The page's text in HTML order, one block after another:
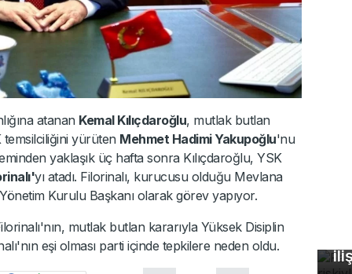
atanan Kemal Kılıçdaroğlu, mutlak butlan
temsilciliğini yürüten Mehmet Hadimi Yakupoğlu'nu
yaklaşık üç hafta sonra Kılıçdaroğlu, YSK
yı atadı. Filorinalı, kurucusu olduğu Mevlana
Kurulu Başkanı olarak görev yapıyor.
mutlak butlan kararıyla Yüksek Disiplin
eşi olması parti içinde tepkilere neden oldu.